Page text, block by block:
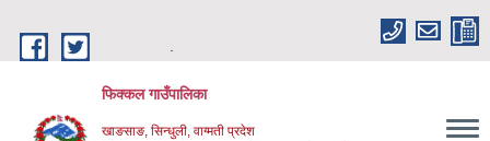
फिक्कल गाउँपालिका
खाङसाङ, सिन्धुली, वाग्मती प्रदेश